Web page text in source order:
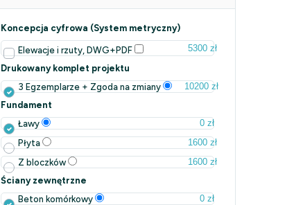
Koncepcja cyfrowa (System metryczny)
Elewacje i rzuty, DWG+PDF
5300 zł
Drukowany komplet projektu
3 Egzemplarze + Zgoda na zmiany
10200 zł
Fundament
Ławy
0 zł
Płyta
1600 zł
Z bloczków
1600 zł
Ściany zewnętrzne
Beton komórkowy
0 zł